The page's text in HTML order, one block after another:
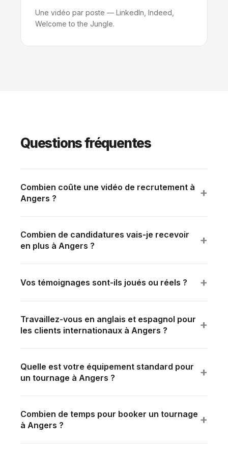
Une vidéo par poste — LinkedIn, Indeed,
Welcome to the Jungle.
Questions fréquentes
Combien coûte une vidéo de recrutement à
Angers ?
+
Combien de candidatures vais-je recevoir
en plus à Angers ?
+
simples.
Vos témoignages sont-ils joués ou réels ? +
Travaillez-vous en anglais et espagnol pour
les clients internationaux à Angers ?
+
projet.
Quelle est votre équipement standard pour
un tournage à Angers ?
+
plateau, son broadcast + HF. Post-production
complète (étalonnage cinéma + sound design) en
interne.
Combien de temps pour booker un tournage
à Angers ?
+